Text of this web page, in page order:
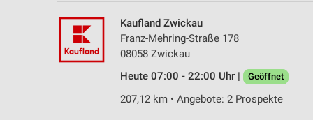
Kaufland Zwickau
Franz-Mehring-Straße 178
08058 Zwickau
Heute 07:00 - 22:00 Uhr |
Geöffnet
207,12 km • Angebote: 2 Prospekte
Performance